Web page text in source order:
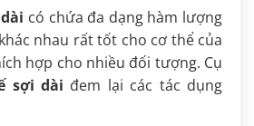
có chứa đa dạng hàm lượng
nhau rất tốt cho cơ thể của
hợp cho nhiều đối tượng. Cụ
sợi dài đem lại các tác dụng